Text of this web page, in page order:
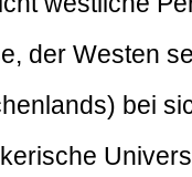
der Westen
bei